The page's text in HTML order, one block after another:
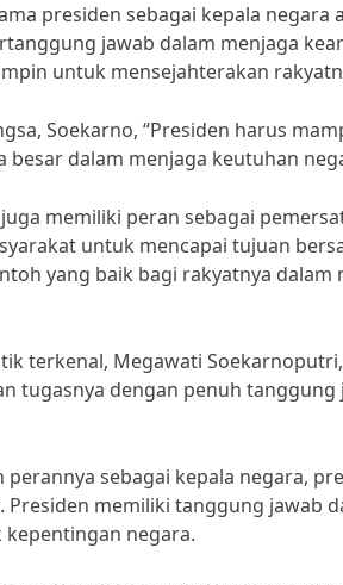
presiden sebagai kepala
jawab dalam menjaga
untuk mensejahterakan
Soekarno, “Presiden harus
besar dalam menjaga keutuhan
memiliki peran sebagai
untuk mencapai tujuan
yang baik bagi rakyatnya
terkenal, Megawati
tugasnya dengan penuh
perannya sebagai kepala negara,
Presiden memiliki tanggung jawab
negara.